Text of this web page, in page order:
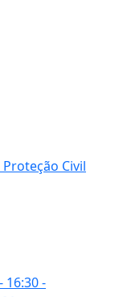
Civil
16:30-